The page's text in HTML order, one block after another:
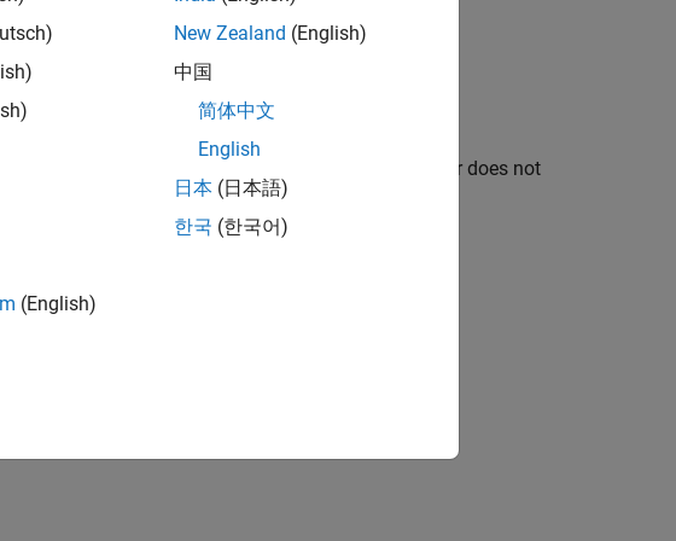
from the Modbus server. If the MODBUS server does not
communication is no longer valid.
(English)
New Zealand (English)
中国
简体中文
English
日本 (日本語)
한국 (한국어)